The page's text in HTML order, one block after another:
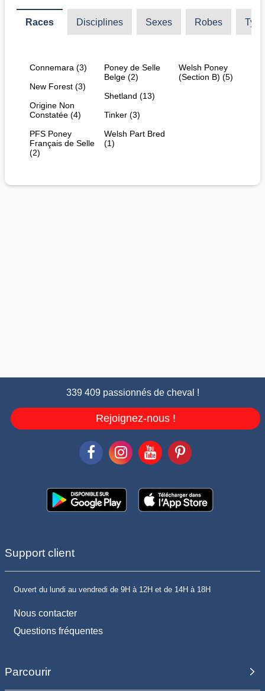
Races Disciplines Sexes Robes
Connemara (3)
New Forest (3)
Origine Non
Constatée (4)
PFS Poney
Français de Selle
(2)
Poney de Selle
Belge (2)
Shetland (13)
Tinker (3)
Welsh Part Bred
(1)
Welsh Poney
(Section B) (5)
339 409 passionnés de cheval !
Rejoignez-nous !
Support client
Ouvert du lundi au vendredi de 9H à 12H et de 14H à 18H
Nous contacter
Questions fréquentes
Parcourir